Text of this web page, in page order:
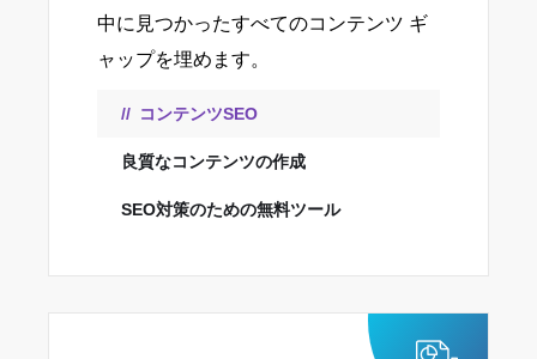
中に見つかったすべてのコンテンツ ギ
ャップを埋めます。
コンテンツSEO
良質なコンテンツの作成
SEO対策のための無料ツール